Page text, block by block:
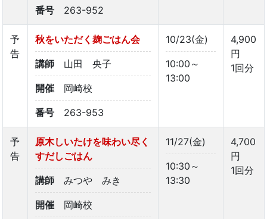
番号 263-952
予
告
秋をいただく麹ごはん会
講師 山田 央子
開催 岡崎校
番号 263-953
10/23(金)
10:00～
13:00
4,900
円
1回分
予
告
原木しいたけを味わい尽く
すだしごはん
講師 みつや みき
開催 岡崎校
11/27(金)
10:30～
13:30
4,700
円
1回分